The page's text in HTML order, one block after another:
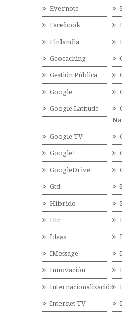
Evernote
Facebook
Finlandia
Geocaching
Gestión Pública
Google
Google Latitude
Google TV
Google+
GoogleDrive
Gtd
Híbrido
Htc
Ideas
IMessage
Innovación
Internacionalización
Internet TV